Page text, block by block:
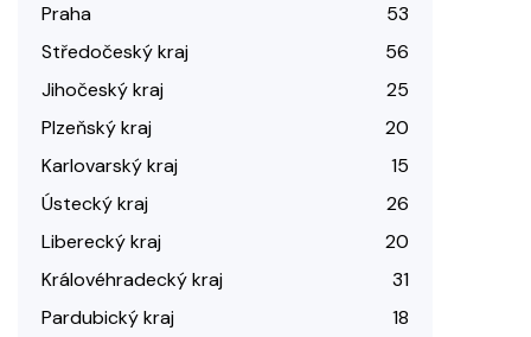
Praha
53
Středočeský kraj
56
Jihočeský kraj
25
Plzeňský kraj
20
Karlovarský kraj
15
Ústecký kraj
26
Liberecký kraj
20
Královéhradecký kraj
31
Pardubický kraj
18